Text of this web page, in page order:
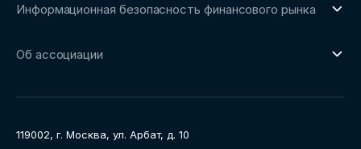
Рабочие группы
Площадка пилотного тестирования
Информационная безопасность финансового рынка
Направления работы
Об ассоциации
Карьера
119002, г. Москва, ул. Арбат, д. 10